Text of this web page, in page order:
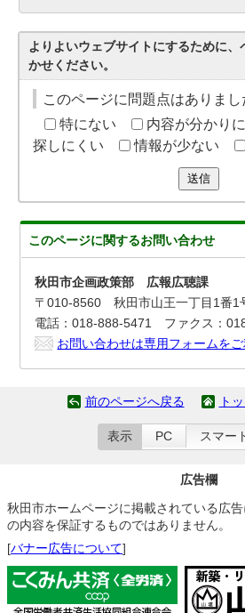
よりよいウェブサイトにするために、
かせください。
このページに問題点はありまし
特にない
内容が分かり
探しにくい
情報が少ない
送信
このページに関するお問い合わせ
秋田市企画政策部 広報広聴課
〒010-8560 秋田市山王一丁目1番
電話：018-888-5471 ファクス：
お問い合わせは専用フォームをご
前のページへ戻る ト
表示 PC スマー
広告欄
秋田市ホームページに掲載されている広
の内容を保証するものではありません。
[バナー広告について]